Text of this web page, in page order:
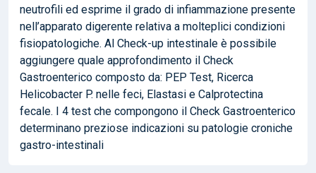
neutrofili ed esprime il grado di infiammazione presente
nell’apparato digerente relativa a molteplici condizioni
fisiopatologiche. Al Check-up intestinale è possibile
aggiungere quale approfondimento il Check
Gastroenterico composto da: PEP Test, Ricerca
Helicobacter P. nelle feci, Elastasi e Calprotectina
fecale. I 4 test che compongono il Check Gastroenterico
determinano preziose indicazioni su patologie croniche
gastro-intestinali